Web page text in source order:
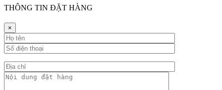
THÔNG TIN ĐẶT HÀNG
×